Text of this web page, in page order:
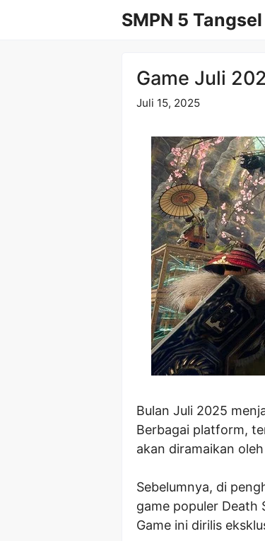
SMPN 5 Tangsel
Game Juli
Juli 15, 2025
Bulan Juli 2025
Berbagai platform,
akan diramaikan
Sebelumnya, di
game populer Death
Game ini dirilis